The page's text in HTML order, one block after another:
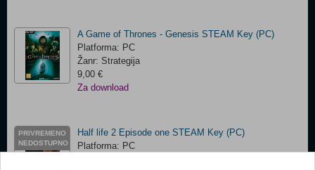
A Game of Thrones - Genesis STEAM Key (PC)
Platforma: PC
Žanr: Strategija
9,00 €
Za download
PRIVREMENO
NEDOSTUPNO
Half life 2 Episode one STEAM Key (PC)
Platforma: PC